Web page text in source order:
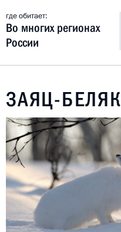
где обитает:
Во многих регионах
России
ЗАЯЦ-БЕЛЯК